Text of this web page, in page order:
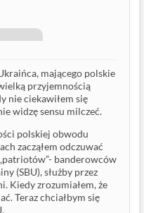
mającego polskie
przyjemnością
nie ciekawiłem się
widzę sensu milczeć.
polskiej obwodu
zacząłem odczuwać
banderowców
(SBU), służby przez
Kiedy zrozumiałem, że
Teraz chciałbym się